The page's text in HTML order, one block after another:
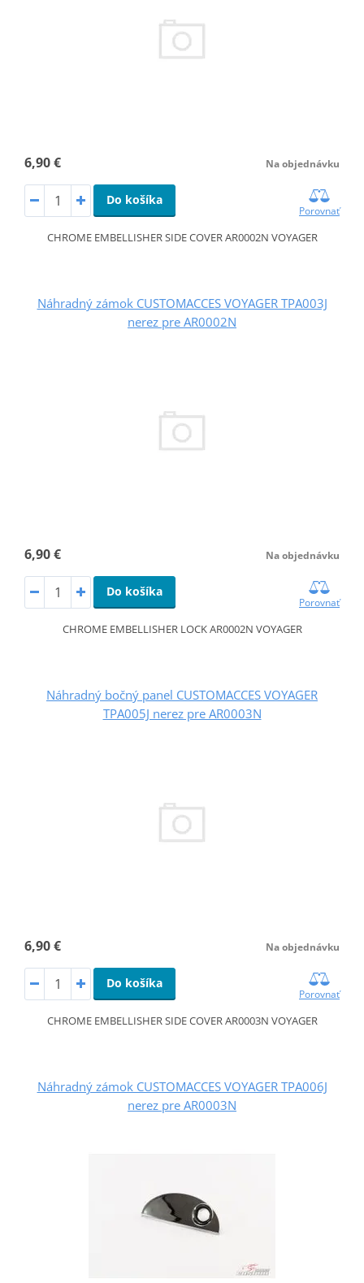
6,90 € Na objednávku
Do košíka
Porovnať
CHROME EMBELLISHER SIDE COVER AR0002N VOYAGER
Náhradný zámok CUSTOMACCES VOYAGER TPA003J
nerez pre AR0002N
6,90 € Na objednávku
Do košíka
Porovnať
CHROME EMBELLISHER LOCK AR0002N VOYAGER
Náhradný bočný panel CUSTOMACCES VOYAGER
TPA005J nerez pre AR0003N
6,90 € Na objednávku
Do košíka
Porovnať
CHROME EMBELLISHER SIDE COVER AR0003N VOYAGER
Náhradný zámok CUSTOMACCES VOYAGER TPA006J
nerez pre AR0003N